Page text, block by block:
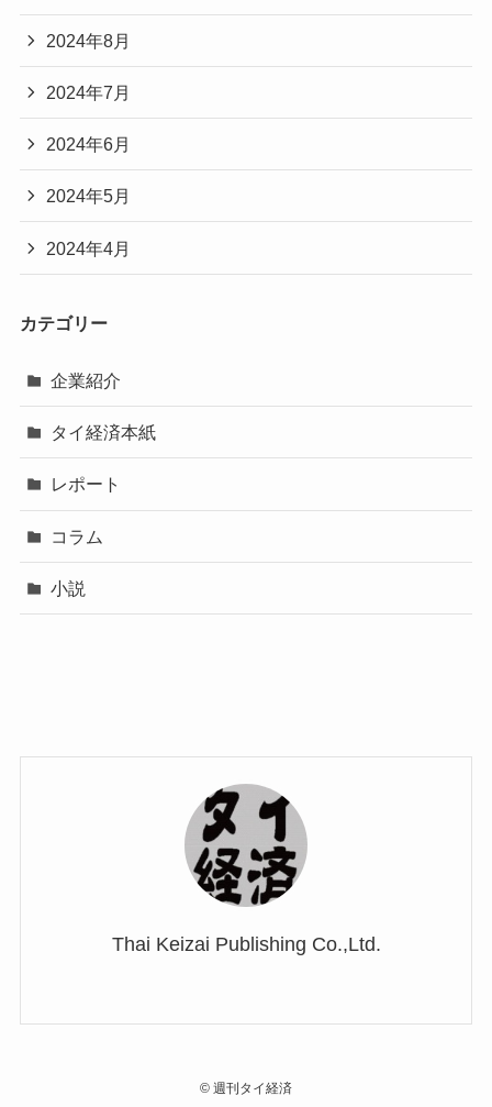
2024年8月
2024年7月
2024年6月
2024年5月
2024年4月
カテゴリー
企業紹介
タイ経済本紙
レポート
コラム
小説
Thai Keizai Publishing Co.,Ltd.
© 週刊タイ経済